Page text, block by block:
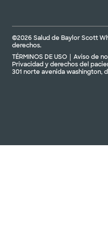
©2026 Salud de Baylor Scott
derechos.
TÉRMINOS DE USO
Aviso de
Privacidad y derechos del
301 norte avenida washington,